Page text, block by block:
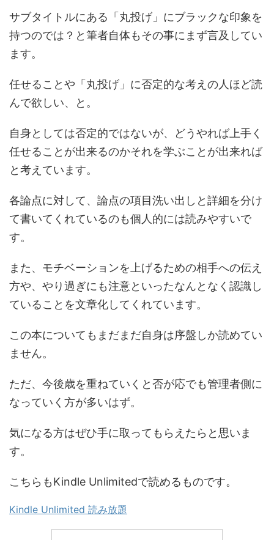
サブタイトルにある「丸投げ」にブラックな印象を
持つのでは？と筆者自体もその事にまず言及してい
ます。
任せることや「丸投げ」に否定的な考えの人ほど読
んで欲しい、と。
自身としては否定的ではないが、どうやれば上手く
任せることが出来るのかそれを学ぶことが出来れば
と考えています。
各論点に対して、論点の項目洗い出しと詳細を分け
て書いてくれているのも個人的には読みやすいで
す。
また、モチベーションを上げるための相手への伝え
方や、やり過ぎにも注意といったなんとなく認識し
ていることを文章化してくれています。
この本についてもまだまだ自身は序盤しか読めてい
ません。
ただ、今後歳を重ねていくと否が応でも管理者側に
なっていく方が多いはず。
気になる方はぜひ手に取ってもらえたらと思いま
す。
こちらもKindle Unlimitedで読めるものです。
Kindle Unlimited 読み放題